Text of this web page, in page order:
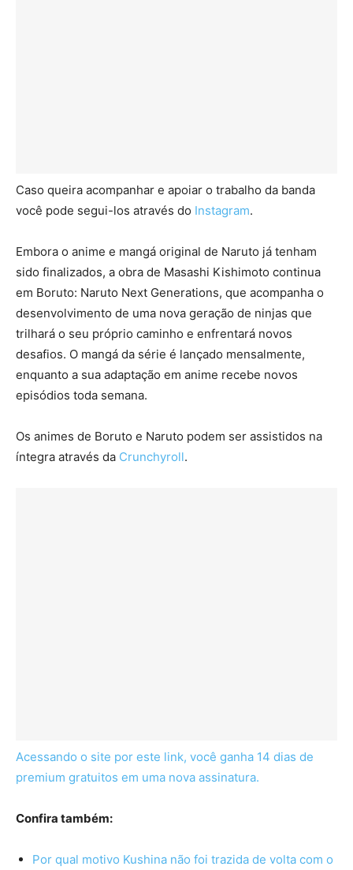
Caso queira acompanhar e apoiar o trabalho da banda
você pode segui-los através do Instagram.
Embora o anime e mangá original de Naruto já tenham
sido finalizados, a obra de Masashi Kishimoto continua
em Boruto: Naruto Next Generations, que acompanha o
desenvolvimento de uma nova geração de ninjas que
trilhará o seu próprio caminho e enfrentará novos
desafios. O mangá da série é lançado mensalmente,
enquanto a sua adaptação em anime recebe novos
episódios toda semana.
Os animes de Boruto e Naruto podem ser assistidos na
íntegra através da Crunchyroll.
Acessando o site por este link, você ganha 14 dias de
premium gratuitos em uma nova assinatura.
Confira também:
Por qual motivo Kushina não foi trazida de volta com o